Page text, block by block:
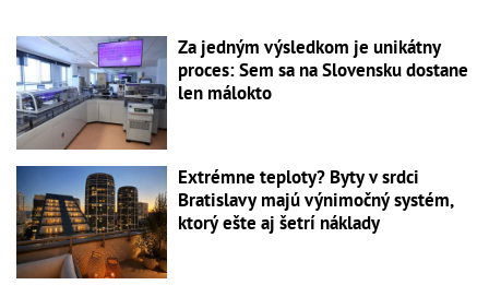
Za jedným výsledkom je unikátny
proces: Sem sa na Slovensku dostane
len málokto
Extrémne teploty? Byty v srdci
Bratislavy majú výnimočný systém,
ktorý ešte aj šetrí náklady